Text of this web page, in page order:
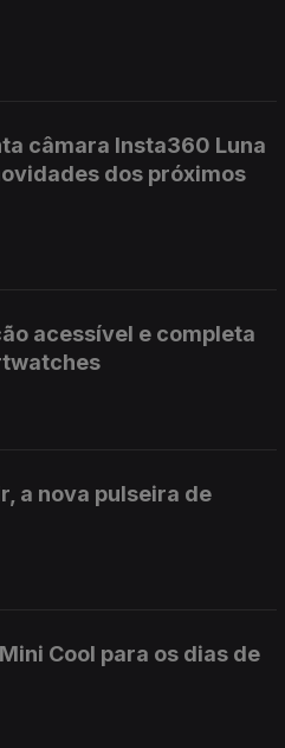
câmara Insta360 Luna
dos próximos
acessível e completa
a nova pulseira de
Cool para os dias de